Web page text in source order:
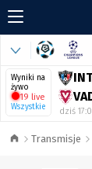
Wyniki na
żywo
19 live
Wszystkie dziś
Transmisje